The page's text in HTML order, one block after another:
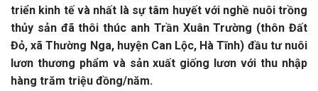
triển kinh tế và nhất là sự tâm huyết với nghề nuôi trồng
thủy sản đã thôi thúc anh Trần Xuân Trường (thôn Đất
Đỏ, xã Thường Nga, huyện Can Lộc, Hà Tĩnh) đầu tư nuôi
lươn thương phẩm và sản xuất giống lươn với thu nhập
hàng trăm triệu đồng/năm.